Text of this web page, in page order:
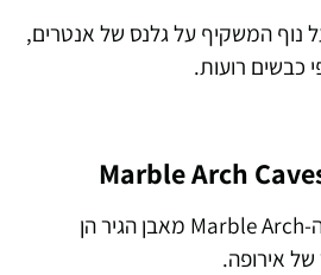
נוף המשקיף על גלנס של אנטרים,
כבשים רועות.
במחוז פרמנאג, מערות ה-Marble Arch מאבן הגיר הן
אירופה.